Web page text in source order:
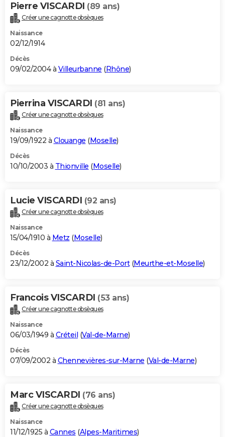
Pierre VISCARDI (89 ans)
Créer une cagnotte obsèques
Naissance
02/12/1914
Décès
09/02/2004 à Villeurbanne (Rhône)
Pierrina VISCARDI (81 ans)
Créer une cagnotte obsèques
Naissance
19/09/1922 à Clouange (Moselle)
Décès
10/10/2003 à Thionville (Moselle)
Lucie VISCARDI (92 ans)
Créer une cagnotte obsèques
Naissance
15/04/1910 à Metz (Moselle)
Décès
23/12/2002 à Saint-Nicolas-de-Port(Meurthe-et-Moselle)
Francois VISCARDI (53 ans)
Créer une cagnotte obsèques
Naissance
06/03/1949 à Créteil (Val-de-Marne)
Décès
07/09/2002 à Chennevières-sur-Marne (Val-de-Marne)
Marc VISCARDI (76 ans)
Créer une cagnotte obsèques
Naissance
11/12/1925 à Cannes (Alpes-Maritimes)